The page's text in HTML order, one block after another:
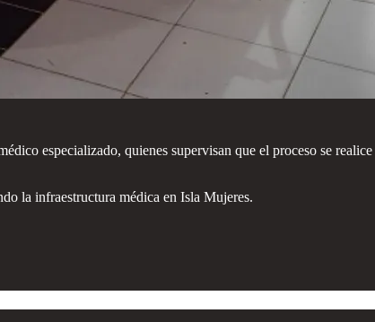
especializado, quienes supervisan que el proceso se
la infraestructura médica en Isla Mujeres.